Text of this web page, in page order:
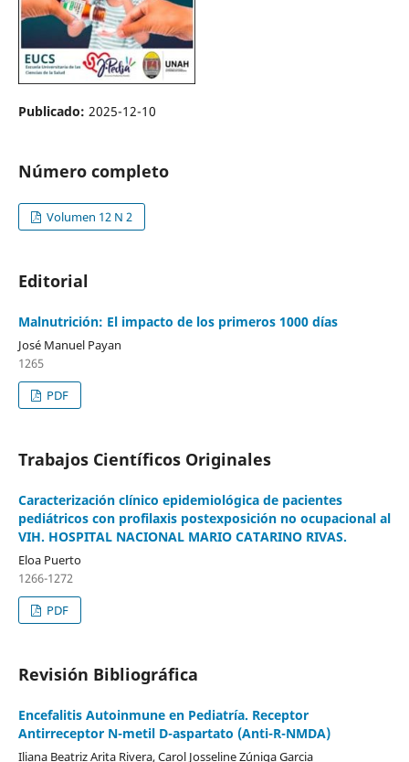
Publicado: 2025-12-10
Número completo
Volumen 12 N 2
Editorial
Malnutrición: El impacto de los primeros 1000 días
José Manuel Payan
1265
PDF
Trabajos Científicos Originales
Caracterización clínico epidemiológica de pacientes
pediátricos con profilaxis postexposición no ocupacional al
VIH. HOSPITAL NACIONAL MARIO CATARINO RIVAS.
Eloa Puerto
1266-1272
PDF
Revisión Bibliográfica
Encefalitis Autoinmune en Pediatría. Receptor
Antirreceptor N-metil D-aspartato (Anti-R-NMDA)
Iliana Beatriz Arita Rivera, Carol Josseline Zúniga Garcia